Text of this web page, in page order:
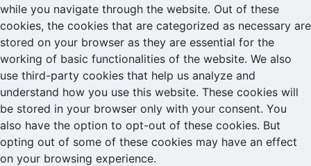
while you navigate through the website. Out of these
cookies, the cookies that are categorized as necessary are
stored on your browser as they are essential for the
working of basic functionalities of the website. We also
use third-party cookies that help us analyze and
understand how you use this website. These cookies will
be stored in your browser only with your consent. You
also have the option to opt-out of these cookies. But
opting out of some of these cookies may have an effect
on your browsing experience.